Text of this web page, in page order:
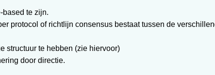
based te zijn.
protocol of richtlijn consensus bestaat tussen de
structuur te hebben (zie hiervoor)
door directie.